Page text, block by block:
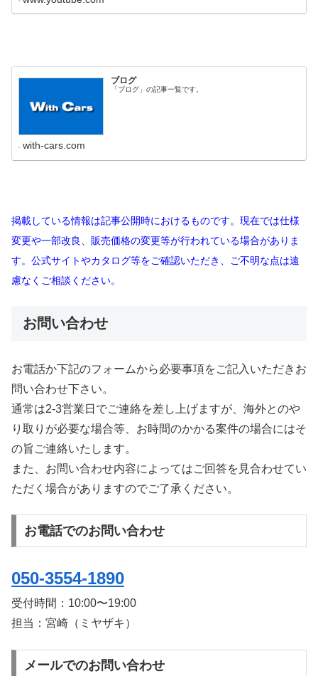
ブログ
「ブログ」の記事一覧です。
with-cars.com
掲載している情報は記事公開時におけるものです。現在では仕様
変更や一部改良、販売価格の変更等が行われている場合がありま
す。公式サイトやカタログ等をご確認いただき、ご不明な点は遠
慮なくご相談ください。
お問い合わせ
お電話か下記のフォームから必要事項をご記入いただきお
問い合わせ下さい。
通常は2-3営業日でご連絡を差し上げますが、海外とのや
り取りが必要な場合等、お時間のかかる案件の場合にはそ
の旨ご連絡いたします。
また、お問い合わせ内容によってはご回答を見合わせてい
ただく場合がありますのでご了承ください。
お電話でのお問い合わせ
050-3554-1890
受付時間： 10:00〜19:00
担当：宮崎（ミヤザキ）
メールでのお問い合わせ